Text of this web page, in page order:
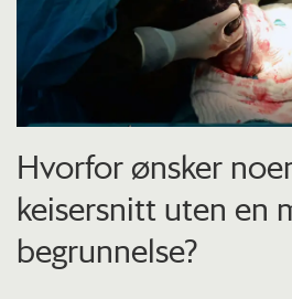
Hvorfor ønsker
keisersnitt uten en
begrunnelse?